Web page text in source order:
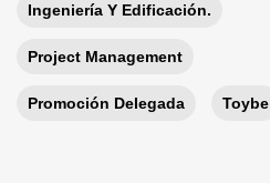
Ingeniería Y Edificación.
Project Management
Promoción Delegada Toybe